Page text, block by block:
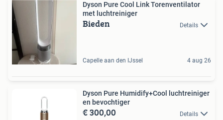
Dyson Pure Cool Link Torenventilator
met luchtreiniger
Bieden Details
Capelle aan den IJssel 4 aug 26
Dyson Pure Humidify+Cool luchtreiniger
en bevochtiger
€ 300,00 Details